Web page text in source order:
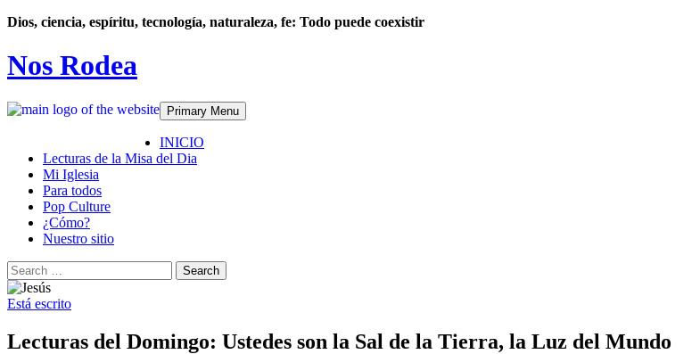
Dios, ciencia, espíritu, tecnología, naturaleza, fe: Todo puede coexistir
Nos Rodea
Search
Primary Menu Skip
to
INICIO
Lecturas de la Misa del Dia
Mi Iglesia
Para todos
Pop Culture
¿Cómo?
Nuestro sitio
Search
for:
Está escrito
Lecturas del Domingo: Ustedes son la Sal de la Tierra, la Luz del Mundo